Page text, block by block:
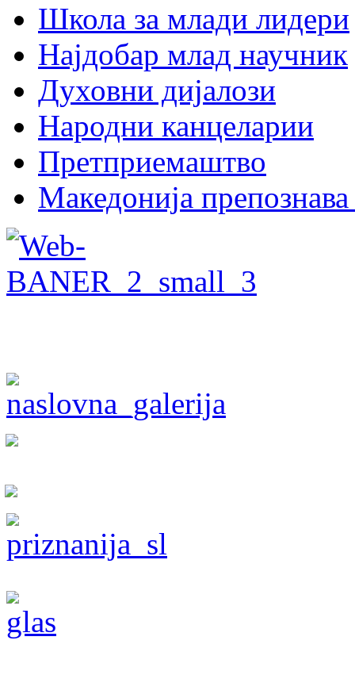
Школа за млади лидери
Најдобар млад научник
Духовни дијалози
Народни канцеларии
Претприемаштво
Македонија